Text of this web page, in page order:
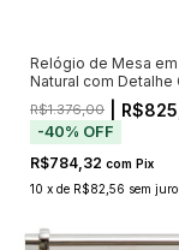
Relógio de Mesa
Natural com Detalhe
R$1.376,00 |
-40% OFF
R$784,32 com Pix
10 x de R$82,56 sem